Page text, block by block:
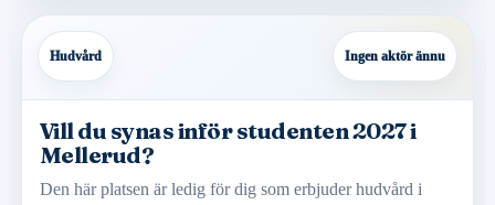
Hudvård Ingen aktör ännu
Vill du synas inför studenten 2027 i
Mellerud?
Den här platsen är ledig för dig som erbjuder hudvård i